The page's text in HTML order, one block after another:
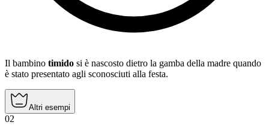
Il bambino timido si è nascosto dietro la gamba della madre quando
è stato presentato agli sconosciuti alla festa.
Altri esempi
02